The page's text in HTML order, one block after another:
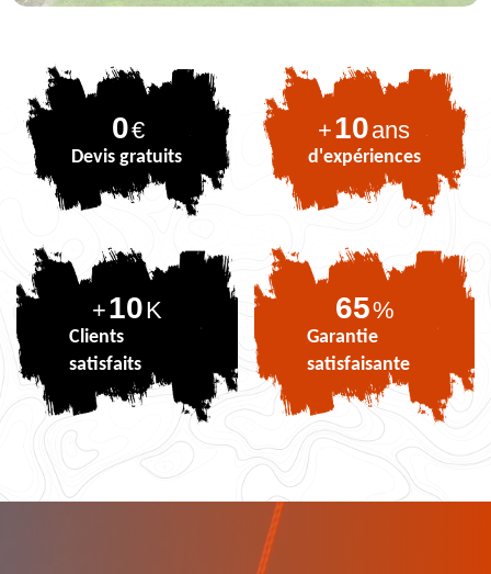
0€
Devis gratuits
+10ans
d'expériences
+10K
Clients
satisfaits
80%
Garantie
satisfaisante